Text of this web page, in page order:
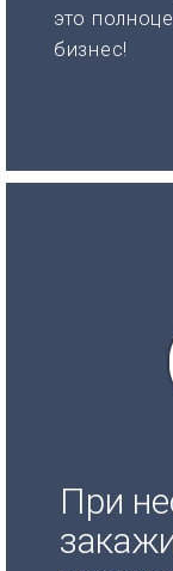
это
бизнес!
При